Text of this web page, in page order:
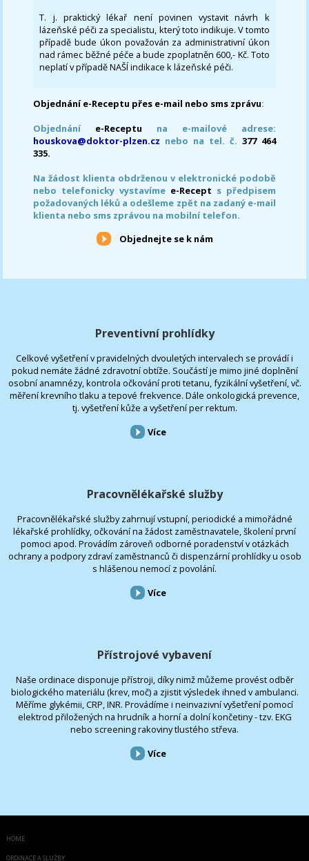
T. j. praktický lékař není povinen vystavit návrh k
lázeňské péči za specialistu, který toto indikuje. V tomto
případě bude úkon považován za administrativní úkon
nad rámec běžné péče a bude zpoplatněn 600,- Kč. Toto
neplatí v případě NAŠÍ indikace k lázeňské péči.
Objednání e-Receptu přes e-mail nebo sms zprávu:
Objednání e-Receptu na e-mailové adrese:
houskova@doktor-plzen.cz nebo na tel. č. 377 464
335.
Na žádost klienta obdrženou v elektronické podobě
nebo telefonicky vystavíme e-Recept s předpisem
požadovaných léků a odešleme zpět na zadaný e-mail
klienta nebo sms zprávou na mobilní telefon.
Objednejte se k nám
Preventivní prohlídky
Celkové vyšetření v pravidelných dvouletých intervalech se provádí i
pokud nemáte žádné zdravotní obtíže. Součástí je mimo jiné doplnění
osobní anamnézy, kontrola očkování proti tetanu, fyzikální vyšetření, vč.
měření krevního tlaku a tepové frekvence. Dále onkologická prevence,
tj. vyšetření kůže a vyšetření per rektum.
Více
Pracovnělékařské služby
Pracovnělékařské služby zahrnují vstupní, periodické a mimořádné
lékařské prohlídky, očkování na žádost zaměstnavatele, školení první
pomoci apod. Provádím zároveň odborné poradenství v otázkách
ochrany a podpory zdraví zaměstnanců či dispenzární prohlídky u osob
s hlášenou nemocí z povolání.
Více
Přístrojové vybavení
Naše ordinace disponuje přístroji, díky nimž můžeme provést odběr
biologického materiálu (krev, moč) a zjistit výsledek ihned v ambulanci.
Měříme glykémii, CRP, INR. Provádíme i neinvazivní vyšetření pomocí
elektrod přiložených na hrudník a horní a dolní končetiny - tzv. EKG
nebo screening rakoviny tlustého střeva.
Více
HOME
ORDINACE A SLUŽBY